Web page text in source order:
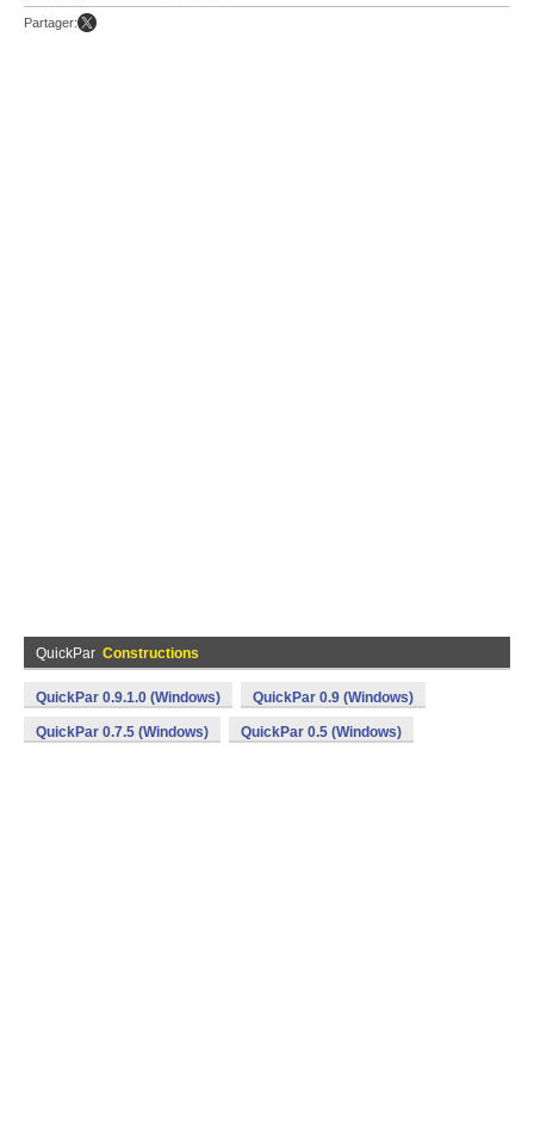
Partager:
QuickPar Constructions
QuickPar 0.9.1.0 (Windows) QuickPar 0.9 (Windows)
QuickPar 0.7.5 (Windows) QuickPar 0.5 (Windows)